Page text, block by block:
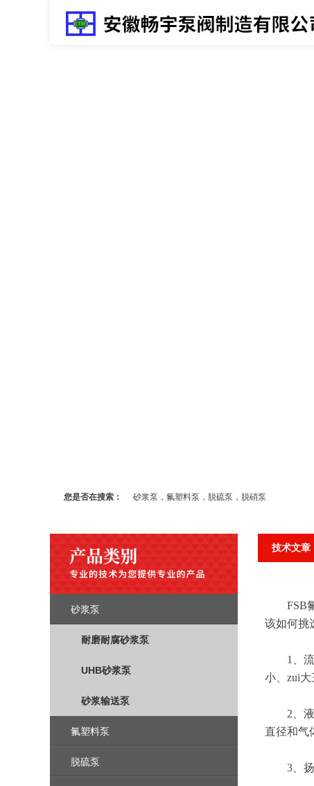
您是否在搜索： 砂浆泵，氟塑料泵，脱硫泵，脱硝泵
砂浆泵
耐磨耐腐砂浆泵
UHB砂浆泵
砂浆输送泵
氟塑料泵
脱硫泵
技术文章
FSB氟
该如何挑
1、流量
小、zui
2、液体
直径和气
3、扬程